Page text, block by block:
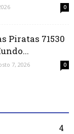
0
Piratas 71530
7, 2026 0
4